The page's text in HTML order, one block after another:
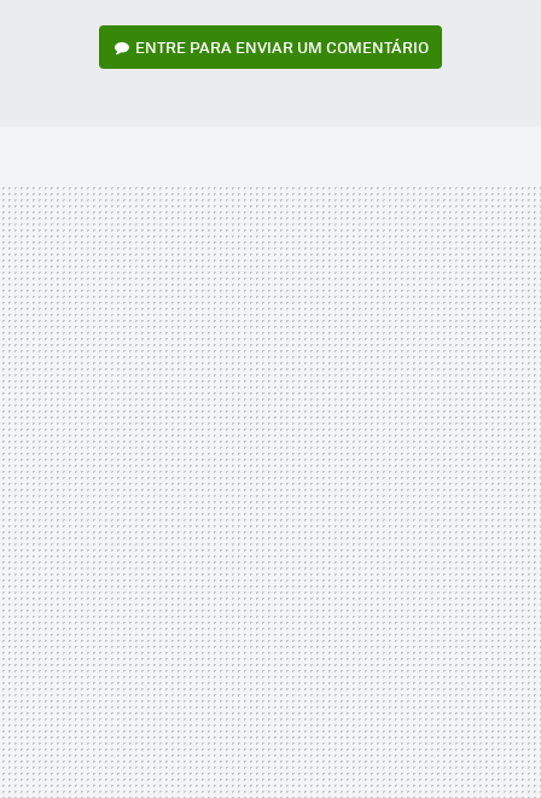
ENTRE PARA ENVIAR UM COMENTÁRIO